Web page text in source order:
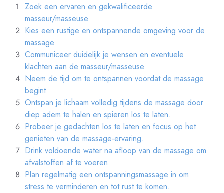
Zoek een ervaren en gekwalificeerde
masseur/masseuse.
Kies een rustige en ontspannende omgeving voor de
massage.
Communiceer duidelijk je wensen en eventuele
klachten aan de masseur/masseuse.
Neem de tijd om te ontspannen voordat de massage
begint.
Ontspan je lichaam volledig tijdens de massage door
diep adem te halen en spieren los te laten.
Probeer je gedachten los te laten en focus op het
genieten van de massage-ervaring.
Drink voldoende water na afloop van de massage om
afvalstoffen af te voeren.
Plan regelmatig een ontspanningsmassage in om
stress te verminderen en tot rust te komen.